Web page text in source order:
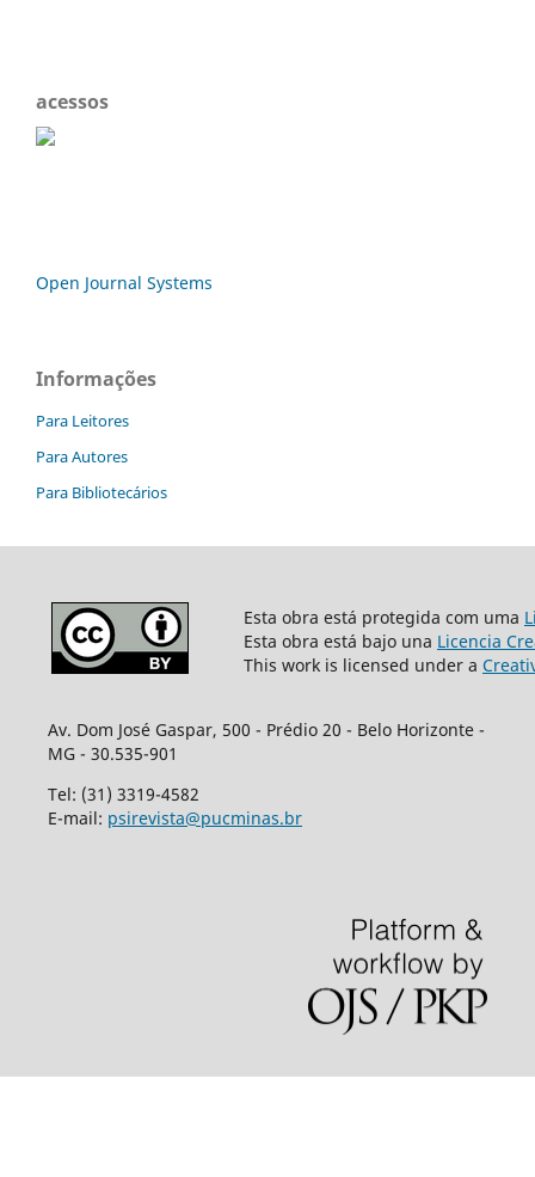
acessos
Open Journal Systems
Informações
Para Leitores
Para Autores
Para Bibliotecários
Esta obra está protegida com uma
Esta obra está bajo una Licencia
This work is licensed under a
Av. Dom José Gaspar, 500 - Prédio 20 - Belo Horizonte -
MG - 30.535-901
Tel: (31) 3319-4582
E-mail: psirevista@pucminas.br